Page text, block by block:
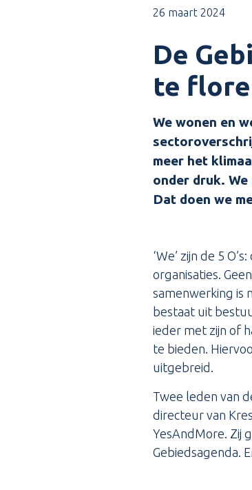
26 maart 2024
De
te
We wonen en
meer het
onder druk.
Dat doen we
‘We’ zijn de 5
organisaties.
samenwerking is
bestaat uit
ieder met zijn of
te bieden.
uitgebreid.
Twee leden van
directeur van
YesAndMore. Zij
Gebiedsagenda.